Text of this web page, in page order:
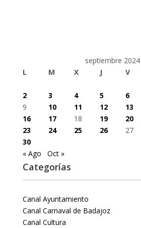
septiembre 2024
L
M X J V
2
3 4 5 6
9
10 11 12 13
16
17 18 19 20
23
24 25 26 27
30
« Ago
Oct »
Categorías
Canal Ayuntamiento
Canal Carnaval de Badajoz
Canal Cultura